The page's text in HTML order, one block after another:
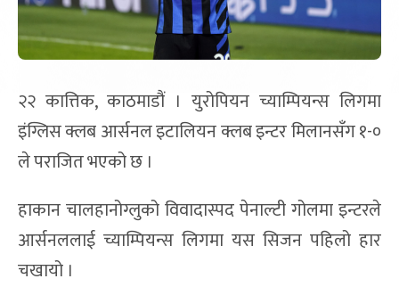
२२ कात्तिक, काठमाडौं । युरोपियन च्याम्पियन्स लिगमा
इंग्लिस क्लब आर्सनल इटालियन क्लब इन्टर मिलानसँग १-०
ले पराजित भएको छ ।
हाकान चालहानोग्लुको विवादास्पद पेनाल्टी गोलमा इन्टरले
आर्सनललाई च्याम्पियन्स लिगमा यस सिजन पहिलो हार
चखायो ।